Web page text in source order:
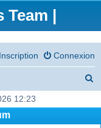
Team |
Connexion
Inscription
12:23